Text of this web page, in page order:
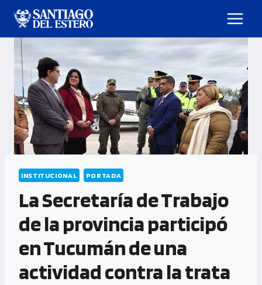
INSTITUCIONAL PORTADA
La Secretaría de Trabajo
de la provincia participó
en Tucumán de una
actividad contra la trata